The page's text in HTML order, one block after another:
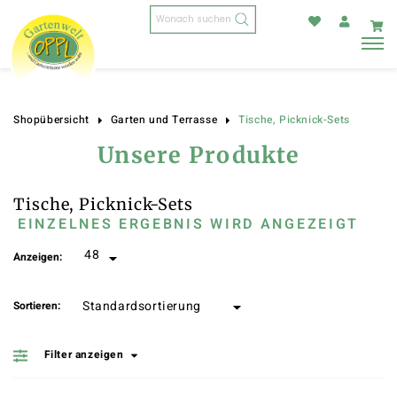
Products
search
Shopübersicht Garten und Terrasse Tische, Picknick-Sets
Unsere Produkte
Tische, Picknick-Sets
EINZELNES ERGEBNIS WIRD ANGEZEIGT
Filter anzeigen
Anzeigen:
Sortieren: